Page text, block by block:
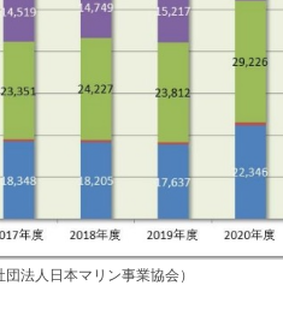
法人日本マリン事業協会）